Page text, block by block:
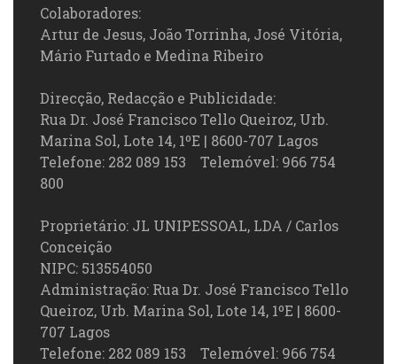
Colaboradores:
Artur de Jesus, João Torrinha, José Vitória,
Mário Furtado e Medina Ribeiro
Direcção, Redacção e Publicidade:
Rua Dr. José Francisco Tello Queiroz, Urb.
Marina Sol, Lote 14, 1ºE | 8600-707 Lagos
Telefone: 282 089 153 Telemóvel: 966 754
800
Proprietário: JL UNIPESSOAL, LDA / Carlos
Conceição
NIPC: 513554050
Administração: Rua Dr. José Francisco Tello
Queiroz, Urb. Marina Sol, Lote 14, 1ºE | 8600-
707 Lagos
Telefone: 282 089 153 Telemóvel: 966 754